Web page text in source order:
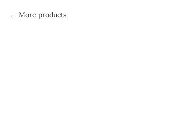
More products